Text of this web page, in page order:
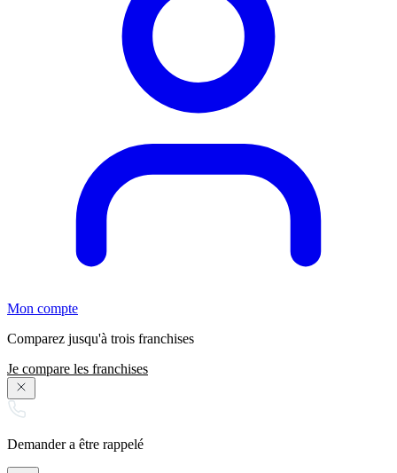
Mon compte
Comparez jusqu'à trois franchises
Je compare les franchises
Demander a être rappelé